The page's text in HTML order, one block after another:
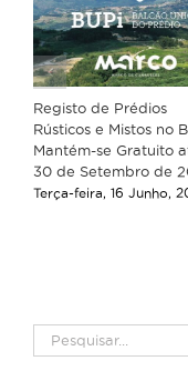
Registo de Prédios
Rústicos e Mistos no
Mantém-se Gratuito
30 de Setembro de
Terça-feira, 16 Junho,
Pesquisar